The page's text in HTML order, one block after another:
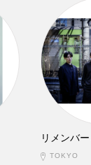
リメンバ
TOKYO